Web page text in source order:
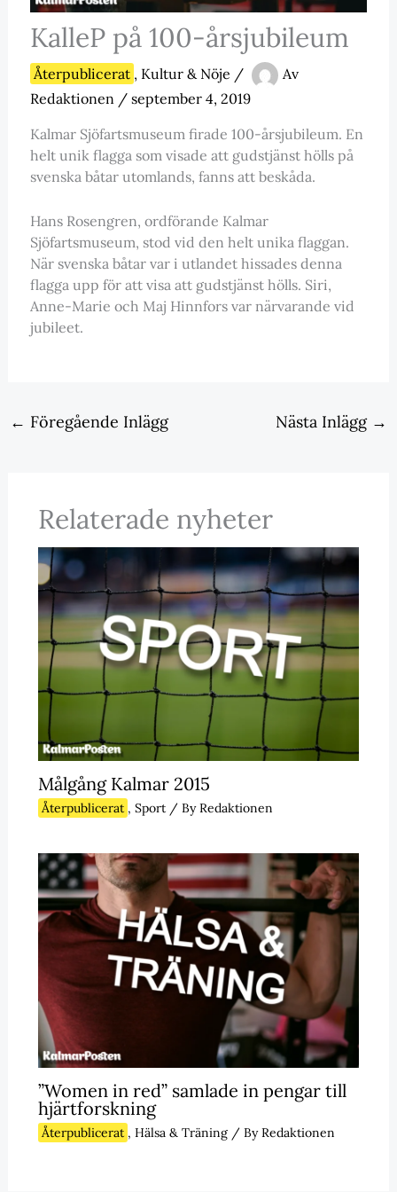
KalleP på 100-årsjubileum
Återpublicerat , Kultur & Nöje /
Av
Redaktionen / september 4, 2019
Kalmar Sjöfartsmuseum firade 100-årsjubileum. En
helt unik flagga som visade att gudstjänst hölls på
svenska båtar utomlands, fanns att beskåda.
Hans Rosengren, ordförande Kalmar
Sjöfartsmuseum, stod vid den helt unika flaggan.
När svenska båtar var i utlandet hissades denna
flagga upp för att visa att gudstjänst hölls. Siri,
Anne-Marie och Maj Hinnfors var närvarande vid
jubileet.
← Föregående Inlägg Nästa Inlägg →
Relaterade nyheter
Målgång Kalmar 2015
Återpublicerat , Sport/ ByRedaktionen
”Women in red” samlade in pengar till
hjärtforskning
Återpublicerat , Hälsa & Träning/ ByRedaktionen